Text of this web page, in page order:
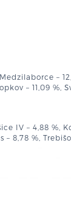
–
– 11,09 %,
IV – 4,88 %,
– 8,78 %,